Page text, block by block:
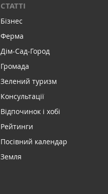
СТАТТІ
Бізнес
Ферма
Дім-Сад-Город
Громада
Зелений туризм
Консультації
Відпочинок і хобі
Рейтинги
Посівний календар
Земля